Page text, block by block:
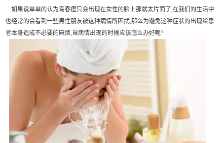
如果说单单的认为青春痘只会出现在女性的脸上那就太片面了,在我们的生活中
也经常的会看到一些男性朋友被这种病情所困扰,那么为避免这种症状的出现给患
者本身造成不必要的麻烦,当病情出现的时候应该怎么办好呢?